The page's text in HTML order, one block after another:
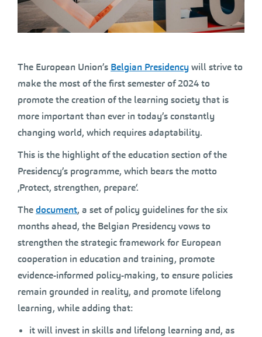
The European Union’s Belgian Presidencywill strive to
make the most of the first semester of 2024 to
promote the creation of the learning society that is
more important than ever in today’s constantly
changing world, which requires adaptability.
This is the highlight of the education section of the
Presidency’s programme, which bears the motto
‚Protect, strengthen, prepare‘.
Thedocument, a set of policy guidelines for the six
months ahead, the Belgian Presidency vows to
strengthen the strategic framework for European
cooperation in education and training, promote
evidence-informed policy-making, to ensure policies
remain grounded in reality, and promote lifelong
learning, while adding that:
it will invest in skills and lifelong learning and, as